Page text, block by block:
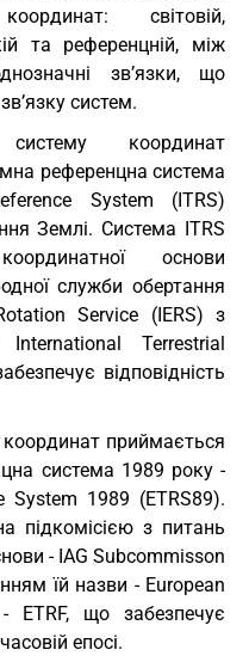
світовій,
та референцній, між
зв’язки, що
систем.
координат
референцна система
System (ITRS)
Землі. Система ITRS
основи
служби обертання
Service (IERS) з
Terrestrial
відповідність
приймається
система 1989 року -
System 1989 (ETRS89).
підкомісією з питань
- IAG Subcommisson
їй назви - European
ETRF, що забезпечує
епосі.